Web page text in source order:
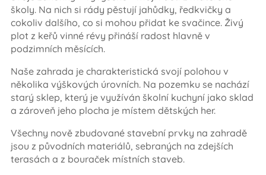
školy. Na nich si rády pěstují jahůdky, ředkvičky a
cokoliv dalšího, co si mohou přidat ke svačince. Živý
plot z keřů vinné révy přináší radost hlavně v
podzimních měsících.
Naše zahrada je charakteristická svojí polohou v
několika výškových úrovních. Na pozemku se nachází
starý sklep, který je využíván školní kuchyní jako sklad
a zároveň jeho plocha je místem dětských her.
Všechny nově zbudované stavební prvky na zahradě
jsou z původních materiálů, sebraných na zdejších
terasách a z bouraček místních staveb.